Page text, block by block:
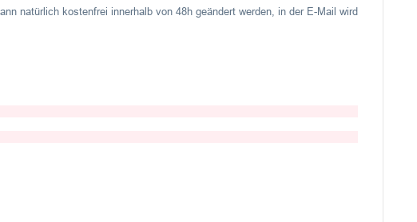
natürlich kostenfrei innerhalb von 48h geändert werden, in der E-Mail wird